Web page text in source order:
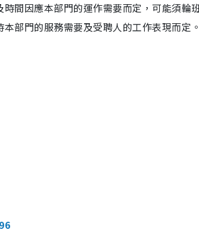
間因應本部門的運作需要而定，可能須輪
部門的服務需要及受聘人的工作表現而定。